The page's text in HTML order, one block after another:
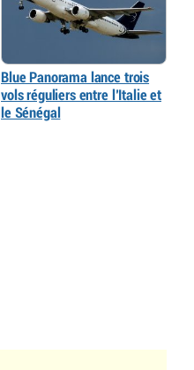
Blue Panorama lance trois
vols réguliers entre l’Italie et
le Sénégal